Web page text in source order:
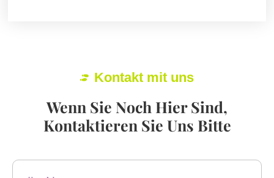
Kontakt mit uns
Wenn Sie Noch Hier Sind,
Kontaktieren Sie Uns Bitte